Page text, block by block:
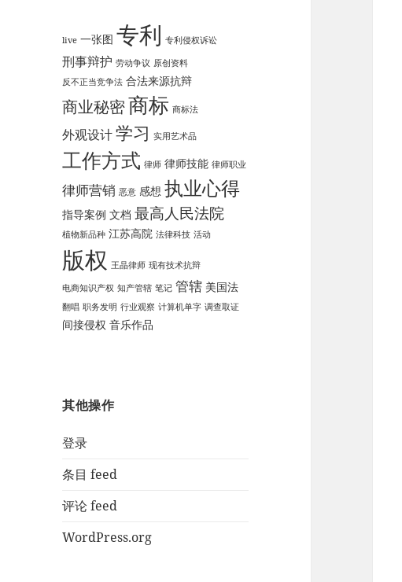
live 一张图 专利 专利侵权诉讼
刑事辩护 劳动争议 原创资料
反不正当竞争法 合法来源抗辩
商业秘密商标 商标法
外观设计学习 实用艺术品
工作方式 律师 律师技能 律师职业
律师营销 恶意 感想 执业心得
指导案例 文档 最高人民法院
植物新品种 江苏高院 法律科技 活动
版权 王晶律师 现有技术抗辩
电商知识产权 知产管辖 笔记 管辖 美国法
翻唱 职务发明 行业观察 计算机单字 调查取证
间接侵权 音乐作品
其他操作
登录
条目 feed
评论 feed
WordPress.org